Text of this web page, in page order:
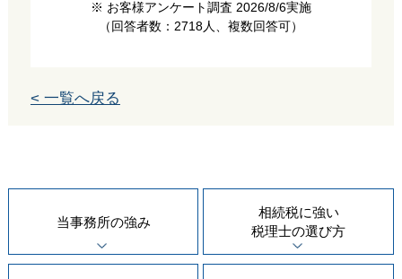
※ お客様アンケート調査 2026/8/6実施
（回答者数：2718人、複数回答可）
< 一覧へ戻る
当事務所の強み
相続税に強い
税理士の選び方